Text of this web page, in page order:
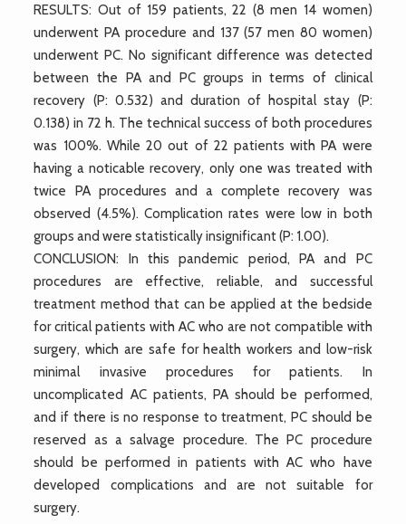
RESULTS: Out of 159 patients, 22 (8 men 14 women)
underwent PA procedure and 137 (57 men 80 women)
underwent PC. No significant difference was detected
between the PA and PC groups in terms of clinical
recovery (P: 0.532) and duration of hospital stay (P:
0.138) in 72 h. The technical success of both procedures
was 100%. While 20 out of 22 patients with PA were
having a noticable recovery, only one was treated with
twice PA procedures and a complete recovery was
observed (4.5%). Complication rates were low in both
groups and were statistically insignificant (P: 1.00).
CONCLUSION: In this pandemic period, PA and PC
procedures are effective, reliable, and successful
treatment method that can be applied at the bedside
for critical patients with AC who are not compatible with
surgery, which are safe for health workers and low-risk
minimal invasive procedures for patients. In
uncomplicated AC patients, PA should be performed,
and if there is no response to treatment, PC should be
reserved as a salvage procedure. The PC procedure
should be performed in patients with AC who have
developed complications and are not suitable for
surgery.